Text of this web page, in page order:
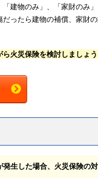
建物のみ」、「家財のみ」
ったら建物の補償、家財
火災保険を検討しましょう
生した場合、火災保険の対